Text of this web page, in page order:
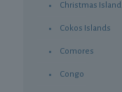
Christmas Island
Cokos Islands
Comores
Congo